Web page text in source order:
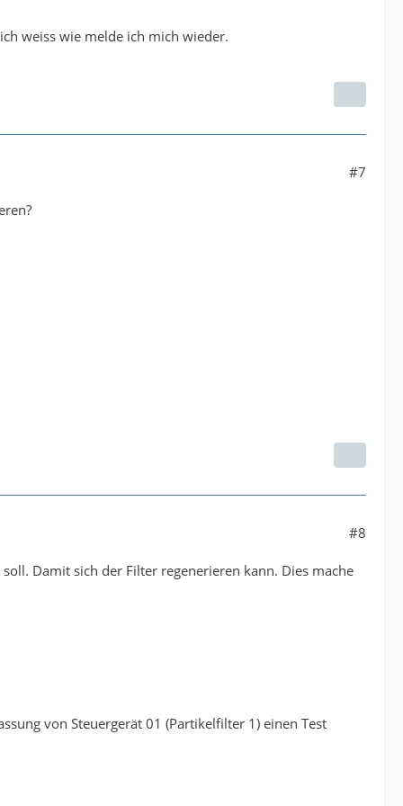
weiss wie melde ich mich wieder.
#7
#8
Damit sich der Filter regenerieren kann. Dies mache
von Steuergerät 01 (Partikelfilter 1) einen Test